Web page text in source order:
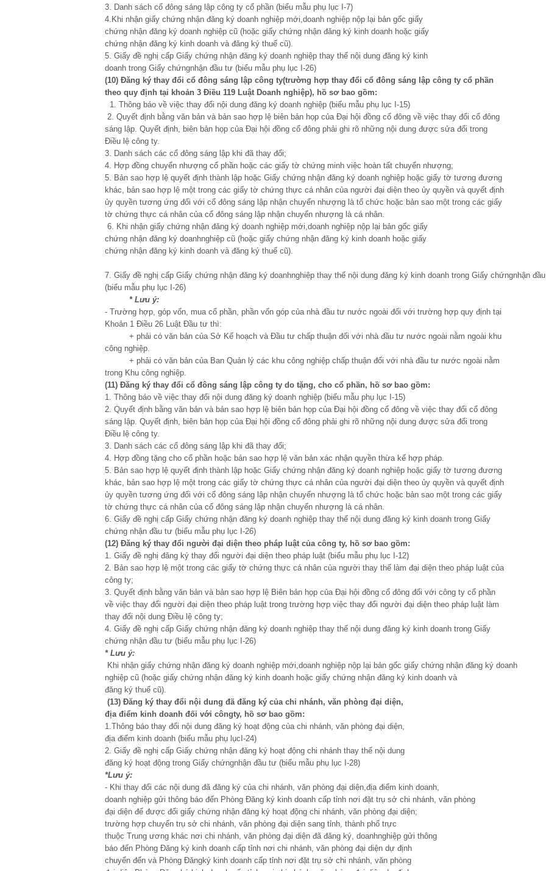
3. Danh sách cổ đông sáng lập công ty cổ phần (biểu mẫu phụ lục I-7)
4.Khi nhận giấy chứng nhận đăng ký doanh nghiệp mới,doanh nghiệp nộp lại bản gốc giấy
chứng nhận đăng ký doanh nghiệp cũ (hoặc giấy chứng nhận đăng ký kinh doanh hoặc giấy
chứng nhận đăng ký kinh doanh và đăng ký thuế cũ).
5. Giấy đề nghị cấp Giấy chứng nhận đăng ký doanh nghiệp thay thế nội dung đăng ký kinh
doanh trong Giấy chứngnhận đầu tư (biểu mẫu phụ lục I-26)
(10) Đăng ký thay đổi cổ đông sáng lập công ty(trường hợp thay đổi cổ đông sáng lập công ty cổ phần
theo quy định tại khoản 3 Điều 119 Luật Doanh nghiệp), hồ sơ bao gồm:
1. Thông báo về việc thay đổi nội dung đăng ký doanh nghiệp (biểu mẫu phụ lục I-15)
2. Quyết định bằng văn bản và bản sao hợp lệ biên bản họp của Đại hội đồng cổ đông về việc thay đổi cổ đông
sáng lập. Quyết định, biên bản họp của Đại hội đồng cổ đông phải ghi rõ những nội dung được sửa đổi trong
Điều lệ công ty.
3. Danh sách các cổ đông sáng lập khi đã thay đổi;
4. Hợp đồng chuyển nhượng cổ phần hoặc các giấy tờ chứng minh việc hoàn tất chuyển nhượng;
5. Bản sao hợp lệ quyết định thành lập hoặc Giấy chứng nhận đăng ký doanh nghiệp hoặc giấy tờ tương đương
khác, bản sao hợp lệ một trong các giấy tờ chứng thực cá nhân của người đại diện theo ủy quyền và quyết định
ủy quyền tương ứng đối với cổ đông sáng lập nhận chuyển nhượng là tổ chức hoặc bản sao một trong các giấy
tờ chứng thực cá nhân của cổ đông sáng lập nhận chuyển nhượng là cá nhân.
6. Khi nhận giấy chứng nhận đăng ký doanh nghiệp mới,doanh nghiệp nộp lại bản gốc giấy
chứng nhận đăng ký doanhnghiệp cũ (hoặc giấy chứng nhận đăng ký kinh doanh hoặc giấy
chứng nhận đăng ký kinh doanh và đăng ký thuế cũ).
7. Giấy đề nghị cấp Giấy chứng nhận đăng ký doanhnghiệp thay thế nội dung đăng ký kinh doanh trong Giấy chứngnhận
(biểu mẫu phụ lục I-26)
* Lưu ý:
- Trường hợp, góp vốn, mua cổ phần, phần vốn góp của nhà đầu tư nước ngoài đối với trường hợp quy định tại
Khoản 1 Điều 26 Luật Đầu tư thì:
+ phải có văn bản của Sở Kế hoạch và Đầu tư chấp thuận đối với nhà đầu tư nước ngoài nằm ngoài khu
công nghiệp.
+ phải có văn bản của Ban Quản lý các khu công nghiệp chấp thuận đối với nhà đầu tư nước ngoài nằm
trong Khu công nghiệp.
(11) Đăng ký thay đổi cổ đông sáng lập công ty do tặng, cho cổ phần, hồ sơ bao gồm:
1. Thông báo về việc thay đổi nội dung đăng ký doanh nghiệp (biểu mẫu phụ lục I-15)
2. Quyết định bằng văn bản và bản sao hợp lệ biên bản họp của Đại hội đồng cổ đông về việc thay đổi cổ đông
sáng lập. Quyết định, biên bản họp của Đại hội đồng cổ đông phải ghi rõ những nội dung được sửa đổi trong
Điều lệ công ty.
3. Danh sách các cổ đông sáng lập khi đã thay đổi;
4. Hợp đồng tặng cho cổ phần hoặc bản sao hợp lệ văn bản xác nhận quyền thừa kế hợp pháp.
5. Bản sao hợp lệ quyết định thành lập hoặc Giấy chứng nhận đăng ký doanh nghiệp hoặc giấy tờ tương đương
khác, bản sao hợp lệ một trong các giấy tờ chứng thực cá nhân của người đại diện theo ủy quyền và quyết định
ủy quyền tương ứng đối với cổ đông sáng lập nhận chuyển nhượng là tổ chức hoặc bản sao một trong các giấy
tờ chứng thực cá nhân của cổ đông sáng lập nhận chuyển nhượng là cá nhân.
6. Giấy đề nghị cấp Giấy chứng nhận đăng ký doanh nghiệp thay thế nội dung đăng ký kinh doanh trong Giấy
chứng nhận đầu tư (biểu mẫu phụ lục I-26)
(12) Đăng ký thay đổi người đại diện theo pháp luật của công ty, hồ sơ bao gồm:
1. Giấy đề nghị đăng ký thay đổi người đại diện theo pháp luật (biểu mẫu phụ lục I-12)
2. Bản sao hợp lệ một trong các giấy tờ chứng thực cá nhân của người thay thế làm đại diện theo pháp luật của
công ty;
3. Quyết định bằng văn bản và bản sao hợp lệ Biên bản họp của Đại hội đồng cổ đông đối với công ty cổ phần
về việc thay đổi người đại diện theo pháp luật trong trường hợp việc thay đổi người đại diện theo pháp luật làm
thay đổi nội dung Điều lệ công ty;
4. Giấy đề nghị cấp Giấy chứng nhận đăng ký doanh nghiệp thay thế nội dung đăng ký kinh doanh trong Giấy
chứng nhận đầu tư (biểu mẫu phụ lục I-26)
* Lưu ý:
Khi nhận giấy chứng nhận đăng ký doanh nghiệp mới,doanh nghiệp nộp lại bản gốc giấy chứng nhận đăng ký doanh
nghiệp cũ (hoặc giấy chứng nhận đăng ký kinh doanh hoặc giấy chứng nhận đăng ký kinh doanh và
đăng ký thuế cũ).
(13) Đăng ký thay đổi nội dung đã đăng ký của chi nhánh, văn phòng đại diện,
địađiểm kinh doanh đối với côngty, hồ sơ bao gồm:
1.Thông báo thay đổi nội dung đăng ký hoạt động của chi nhánh, văn phòng đại diện,
địa điểm kinh doanh (biểu mẫu phụ lụcI-24)
2. Giấy đề nghị cấp Giấy chứng nhận đăng ký hoạt động chi nhánh thay thế nội dung
đăng ký hoạt động trong Giấy chứngnhận đầu tư (biểu mẫu phụ lục I-28)
*Lưu ý:
- Khi thay đổi các nội dung đã đăng ký của chi nhánh, văn phòng đại diện,địa điểm kinh doanh,
doanh nghiệp gửi thông báo đến Phòng Đăng ký kinh doanh cấp tỉnh nơi đặt trụ sở chi nhánh, văn phòng
đại diện để được đổi giấy chứng nhận đăng ký hoạt động chi nhánh, văn phòng đại diện;
trường hợp chuyển trụ sở chi nhánh, văn phòng đại diện sang tỉnh, thành phố trực
thuộc Trung ương khác nơi chi nhánh, văn phòng đại diện đã đăng ký, doanhnghiệp gửi thông
báo đến Phòng Đăng ký kinh doanh cấp tỉnh nơi chi nhánh, văn phòng đại diện dự định
chuyển đến và Phòng Đăngký kinh doanh cấp tỉnh nơi đặt trụ sở chi nhánh, văn phòng